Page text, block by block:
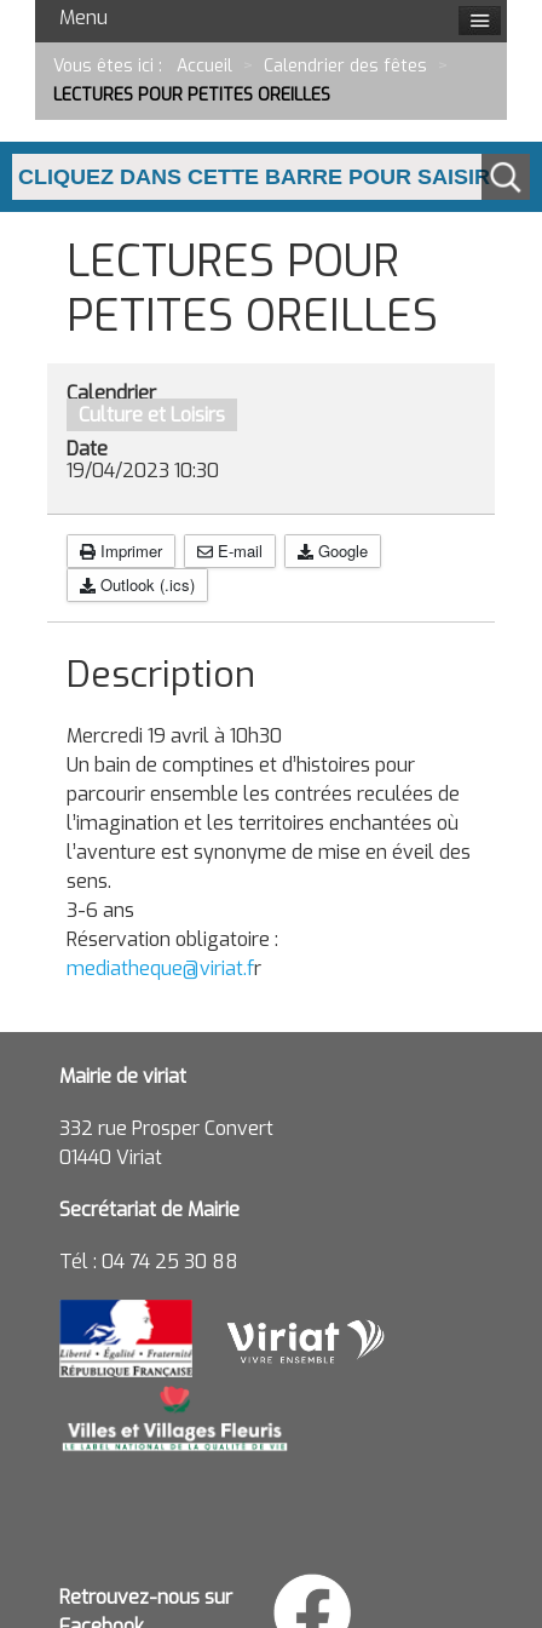
Menu
Vous êtes ici : Accueil Calendrier des fêtes
LECTURES POUR PETITES OREILLES
LECTURES POUR
PETITES OREILLES
Calendrier
Culture et Loisirs
Date
19/04/2023 10:30
Imprimer E-mail
Google
Outlook (.ics)
Description
Mercredi 19 avril à 10h30
Un bain de comptines et d’histoires pour
parcourir ensemble les contrées reculées de
l’imagination et les territoires enchantées où
l’aventure est synonyme de mise en éveil des
sens.
3-6 ans
Réservation obligatoire :
mediatheque@viriat.fr
Mairie de viriat
332 rue Prosper Convert
01440 Viriat
Secrétariat de Mairie
Tél : 04 74 25 30 88
Retrouvez-nous sur